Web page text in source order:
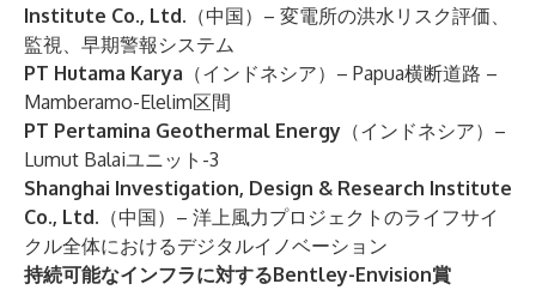
Institute Co., Ltd. （中国）– 変電所の洪水リスク評価、
監視、早期警報システム
PT Hutama Karya （インドネシア）– Papua横断道路 –
Mamberamo-Elelim区間
PT Pertamina Geothermal Energy （インドネシア）–
Lumut Balaiユニット-3
Shanghai Investigation, Design & Research Institute
Co., Ltd. （中国）– 洋上風力プロジェクトのライフサイ
クル全体におけるデジタルイノベーション
持続可能なインフラに対するBentley-Envision賞